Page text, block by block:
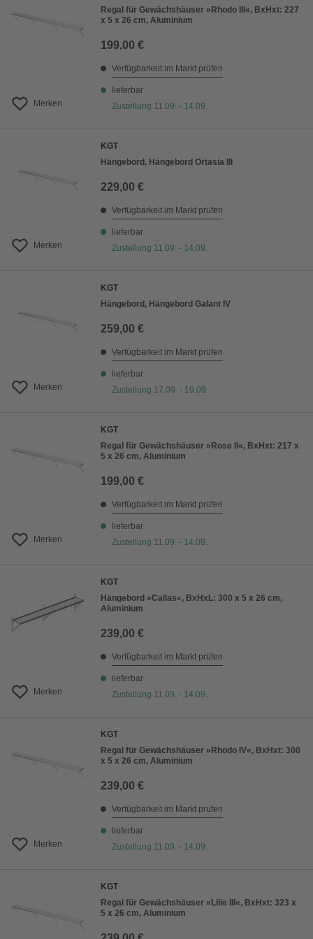
Merken
Regal für Gewächshäuser »Rhodo III«, BxHxt: 227
x 5 x 26 cm, Aluminium
199,00 €
Verfügbarkeit im Markt prüfen
lieferbar
Zustellung 11.09. - 14.09.
Merken
KGT
Hängebord, Hängebord Ortasia III
229,00 €
Verfügbarkeit im Markt prüfen
lieferbar
Zustellung 11.09. - 14.09.
Merken
KGT
Hängebord, Hängebord Galant IV
259,00 €
Verfügbarkeit im Markt prüfen
lieferbar
Zustellung 17.09. - 19.09.
Merken
KGT
Regal für Gewächshäuser »Rose II«, BxHxt: 217 x
5 x 26 cm, Aluminium
199,00 €
Verfügbarkeit im Markt prüfen
lieferbar
Zustellung 11.09. - 14.09.
Merken
KGT
Hängebord »Callas«, BxHxL: 300 x 5 x 26 cm,
Aluminium
239,00 €
Verfügbarkeit im Markt prüfen
lieferbar
Zustellung 11.09. - 14.09.
Merken
KGT
Regal für Gewächshäuser »Rhodo IV«, BxHxt: 300
x 5 x 26 cm, Aluminium
239,00 €
Verfügbarkeit im Markt prüfen
lieferbar
Zustellung 11.09. - 14.09.
KGT
Regal für Gewächshäuser »Lilie III«, BxHxt: 323 x
5 x 26 cm, Aluminium